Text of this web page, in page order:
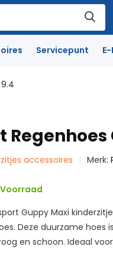
Servicepunt E-
9.4
accessoires Merk:
Voorraad
Guppy Maxi
Deze duurzame
en schoon. Ideaal